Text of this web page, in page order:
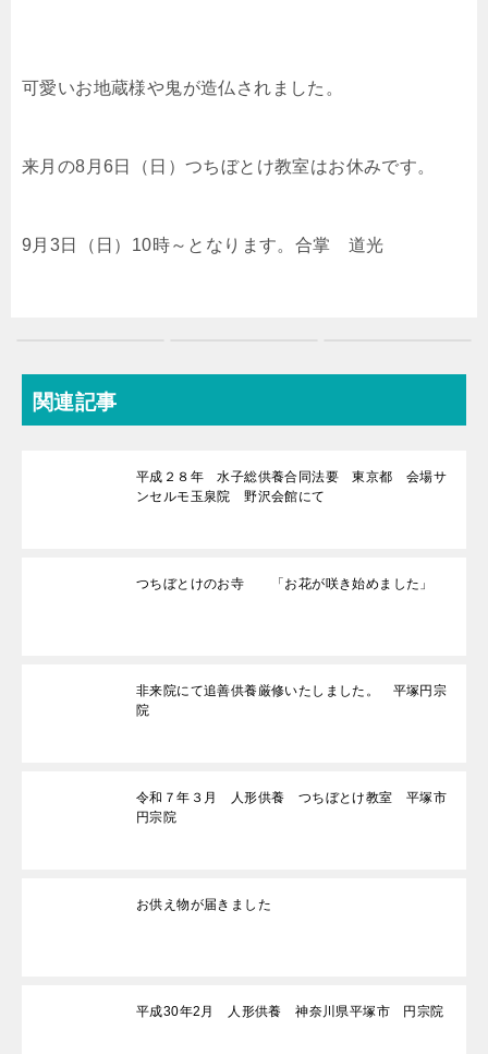
可愛いお地蔵様や鬼が造仏されました。
来月の8月6日（日）つちぼとけ教室はお休みです。
9月3日（日）10時～となります。合掌 道光
関連記事
平成２８年 水子総供養合同法要 東京都 会場サ
ンセルモ玉泉院 野沢会館にて
つちぼとけのお寺 「お花が咲き始めました」
非来院にて追善供養厳修いたしました。 平塚円宗
院
令和７年３月 人形供養 つちぼとけ教室 平塚市
円宗院
お供え物が届きました
平成30年2月 人形供養 神奈川県平塚市 円宗院